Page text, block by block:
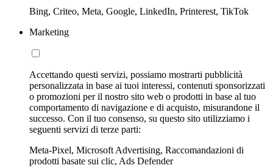
Bing, Criteo, Meta, Google, LinkedIn, Printerest, TikTok
Marketing
Accettando questi servizi, possiamo mostrarti pubblicità
personalizzata in base ai tuoi interessi, contenuti sponsorizzati
o promozioni per il nostro sito web o prodotti in base al tuo
comportamento di navigazione e di acquisto, misurandone il
successo. Con il tuo consenso, su questo sito utilizziamo i
seguenti servizi di terze parti:
Meta-Pixel, Microsoft Advertising, Raccomandazioni di
prodotti basate sui clic, Ads Defender